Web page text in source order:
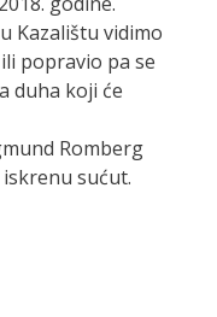
Kazalištu vidimo
popravio pa se
duha koji će
Romberg
sućut.